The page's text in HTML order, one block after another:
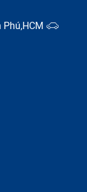
Solid State
giao diện
tốc độ của bộ
Express)
truyền thống.
Phú,HCM